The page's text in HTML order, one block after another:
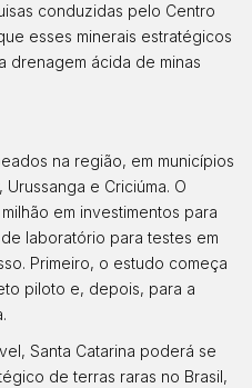
conduzidas pelo Centro
esses minerais estratégicos
drenagem ácida de minas
na região, em municípios
e Criciúma. O
em investimentos para
laboratório para testes em
Primeiro, o estudo começa
piloto e, depois, para a
Santa Catarina poderá se
de terras raras no Brasil,